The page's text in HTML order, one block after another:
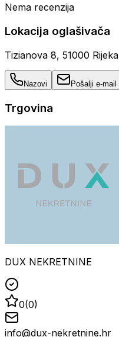
Nema recenzija
Lokacija oglašivača
Tizianova 8, 51000 Rijeka
Nazovi Pošalji e-mail
Trgovina
DUX NEKRETNINE
0(0)
info@dux-nekretnine.hr